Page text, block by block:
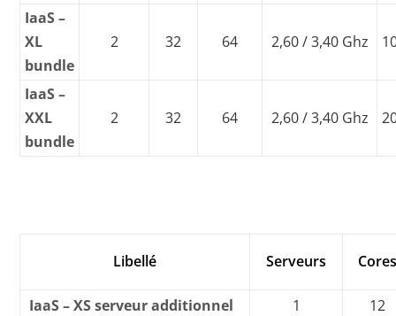
IaaS –
XL
bundle
2 32 64 2,60 / 3,40 Ghz
IaaS –
XXL
bundle
2 32 64 2,60 / 3,40 Ghz
Libellé Serveurs Cores
IaaS – XS serveur additionnel 1
12